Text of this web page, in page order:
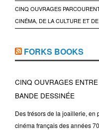
CINQ OUVRAGES
CINÉMA, DE LA CULTURE ET
FORKS BOOKS
CINQ OUVRAGES
BANDE DESSINÉE
Des trésors de la joaillerie, en
cinéma français des années